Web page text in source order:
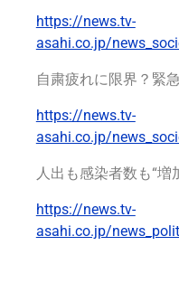
https://news.tv-
asahi.co.jp/
自粛疲れに限界？緊
https://news.tv-
asahi.co.jp/
人出も感染者数も“
https://news.tv-
asahi.co.jp/